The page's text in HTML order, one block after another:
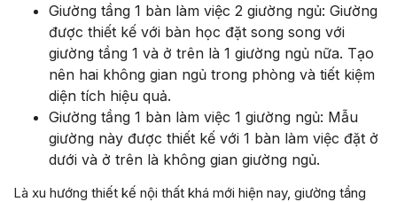
Giường tầng 1 bàn làm việc 2 giường ngủ: Giường
được thiết kế với bàn học đặt song song với
giường tầng 1 và ở trên là 1 giường ngủ nữa. Tạo
nên hai không gian ngủ trong phòng và tiết kiệm
diện tích hiệu quả.
Giường tầng 1 bàn làm việc 1 giường ngủ: Mẫu
giường này được thiết kế với 1 bàn làm việc đặt ở
dưới và ở trên là không gian giường ngủ.
Là xu hướng thiết kế nội thất khá mới hiện nay, giường tầng